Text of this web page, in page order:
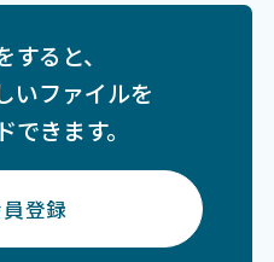
ると、
いファイルを
できます。
登録